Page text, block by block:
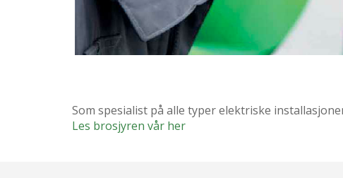
Som spesialist på alle typer elektriske
Les brosjyren vår her